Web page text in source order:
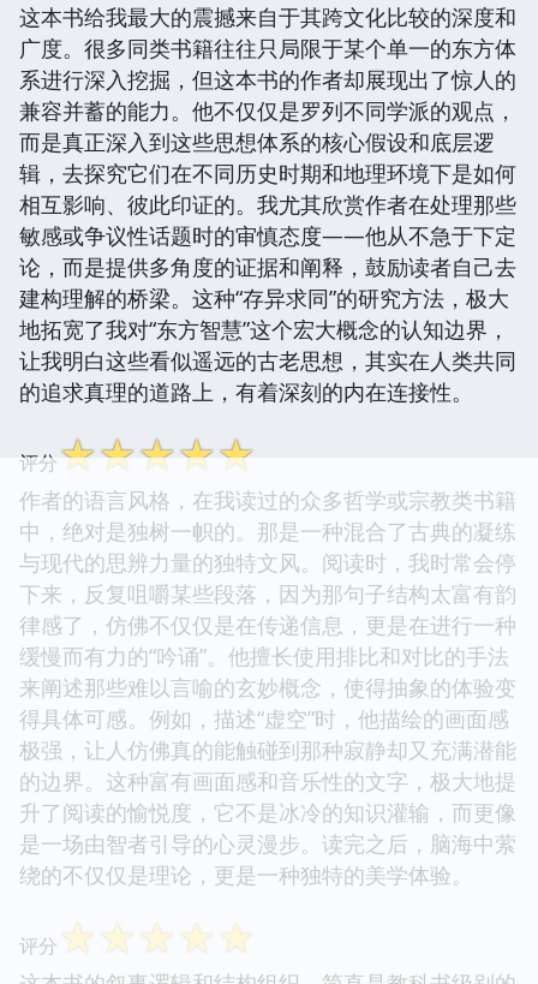
这本书给我最大的震撼来自于其跨文化比较的深度和
广度。很多同类书籍往往只局限于某个单一的东方体
系进行深入挖掘，但这本书的作者却展现出了惊人的
兼容并蓄的能力。他不仅仅是罗列不同学派的观点，
而是真正深入到这些思想体系的核心假设和底层逻
辑，去探究它们在不同历史时期和地理环境下是如何
相互影响、彼此印证的。我尤其欣赏作者在处理那些
敏感或争议性话题时的审慎态度——他从不急于下定
论，而是提供多角度的证据和阐释，鼓励读者自己去
建构理解的桥梁。这种“存异求同”的研究方法，极大
地拓宽了我对“东方智慧”这个宏大概念的认知边界，
让我明白这些看似遥远的古老思想，其实在人类共同
的追求真理的道路上，有着深刻的内在连接性。
评分☆☆☆☆☆
作者的语言风格，在我读过的众多哲学或宗教类书籍
中，绝对是独树一帜的。那是一种混合了古典的凝练
与现代的思辨力量的独特文风。阅读时，我时常会停
下来，反复咀嚼某些段落，因为那句子结构太富有韵
律感了，仿佛不仅仅是在传递信息，更是在进行一种
缓慢而有力的“吟诵”。他擅长使用排比和对比的手法
来阐述那些难以言喻的玄妙概念，使得抽象的体验变
得具体可感。例如，描述“虚空”时，他描绘的画面感
极强，让人仿佛真的能触碰到那种寂静却又充满潜能
的边界。这种富有画面感和音乐性的文字，极大地提
升了阅读的愉悦度，它不是冰冷的知识灌输，而更像
是一场由智者引导的心灵漫步。读完之后，脑海中萦
绕的不仅仅是理论，更是一种独特的美学体验。
评分 ☆☆☆☆☆